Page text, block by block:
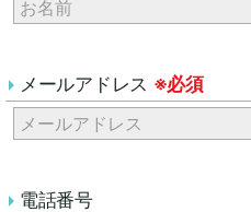
メールアドレス ※必須
電話番号